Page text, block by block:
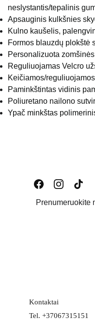
neslystantis/tepalinis
Apsauginis kulkšnies
Kulno kaušelis,
Formos blauzdų plokštė
Personalizuota
Reguliuojamas Velcro
Keičiamos/
Paminkštintas vidinis
Poliuretano nailono
Ypač minkštas
Prenumeruokite
Kontaktai
Tel. +37067315151